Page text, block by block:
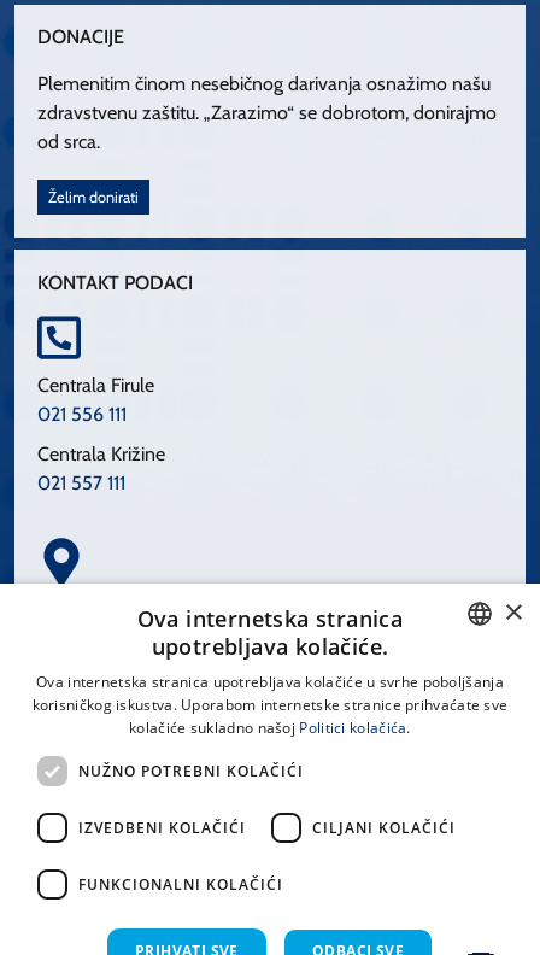
DONACIJE
Plemenitim činom nesebičnog darivanja osnažimo našu
zdravstvenu zaštitu. „Zarazimo“ se dobrotom, donirajmo
od srca.
Želim donirati
KONTAKT PODACI
Centrala Firule
021 556 111
Centrala Križine
021 557 111
Spinčićeva 1, 21000 Split
LINKOVI
Uvjeti korištenja
CROATIAN
×
Ova internetska stranica
upotrebljava kolačiće.
Ova internetska stranica upotrebljava kolačiće u svrhe poboljšanja
korisničkog iskustva. Uporabom internetske stranice prihvaćate sve
kolačiće sukladno našoj Politici kolačića.
NUŽNO POTREBNI KOLAČIĆI
IZVEDBENI KOLAČIĆI CILJANI KOLAČIĆI
FUNKCIONALNI KOLAČIĆI
PRIHVATI SVE ODBACI SVE